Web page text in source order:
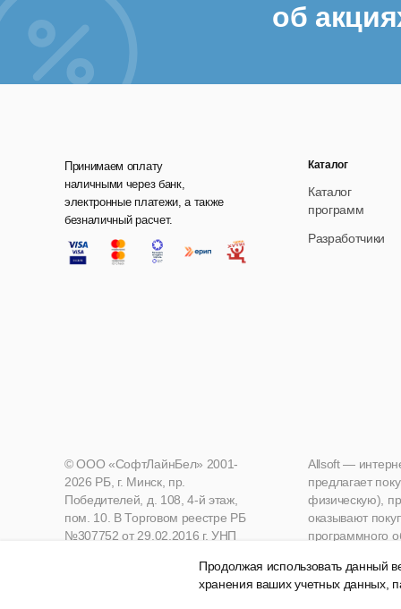
об
Принимаем оплату
наличными через банк,
электронные платежи, а также
безналичный расчет.
Каталог
Каталог
программ
Разработчики
Allsoft —
предлагает
физическую),
оказывают
программного
© ООО «СофтЛайнБел» 2001-
2026 РБ, г. Минск, пр.
Победителей, д. 108, 4-й этаж,
пом. 10. В Торговом реестре РБ
№307752 от 29.02.2016 г. УНП
Продолжая использовать данный
хранения ваших учетных данных,